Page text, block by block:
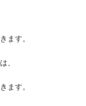
ます。
、
ます。